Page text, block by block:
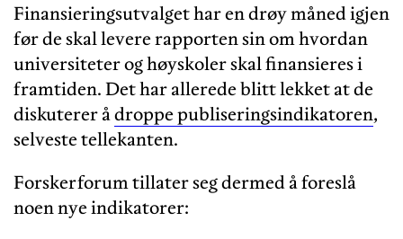
Finansieringsutvalget har en drøy måned igjen
før de skal levere rapporten sin om hvordan
universiteter og høyskoler skal finansieres i
framtiden. Det har allerede blitt lekket at de
diskuterer ådroppe publiseringsindikatoren,
selveste tellekanten.
Forskerforum tillater seg dermed å foreslå
noen nye indikatorer: